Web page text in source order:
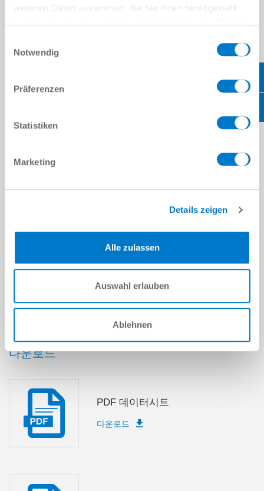
weiteren Daten zusammen, die Sie ihnen bereitgestellt
Notwendig
Präferenzen
Statistiken
Marketing
Details zeigen
Alle zulassen
Auswahl erlauben
Ablehnen
주*
을 읽었으며 이에 동의합니다.*
기술 데이터
다운로드
PDF 데이터시트
다운로드